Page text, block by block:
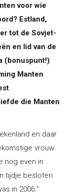
voor wie
Estland,
tot de Sovjet-
en lid van de
(bonuspunt!)
Manten
die Manten
en daar
vrouw
nog even in
tijdje besloten
in 2006.”